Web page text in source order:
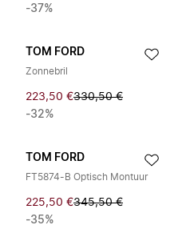
-37%
TOM FORD
Zonnebril
223,50 €330,50 €
-32%
TOM FORD
FT5874-B Optisch Montuur
225,50 €345,50 €
-35%